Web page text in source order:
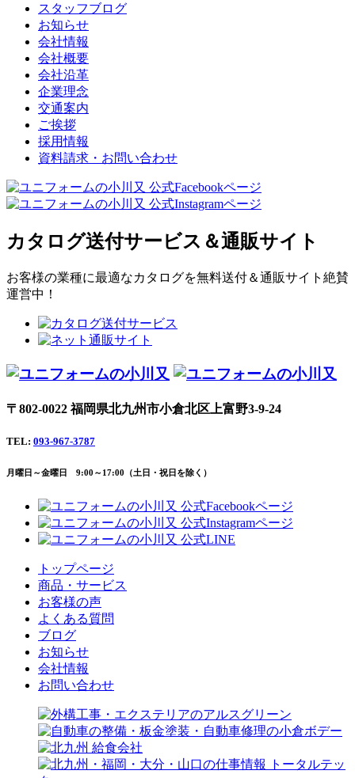
スタッフブログ
お知らせ
会社情報
会社概要
会社沿革
企業理念
交通案内
ご挨拶
採用情報
資料請求・お問い合わせ
カタログ送付サービス＆通販サイト
お客様の業種に最適なカタログを無料送付＆通販サイト絶賛
運営中！
〒802-0022 福岡県北九州市小倉北区上富野3-9-24
TEL: 093-967-3787
月曜日～金曜日 9:00～17:00（土日・祝日を除く）
トップページ
商品・サービス
お客様の声
よくある質問
ブログ
お知らせ
会社情報
お問い合わせ